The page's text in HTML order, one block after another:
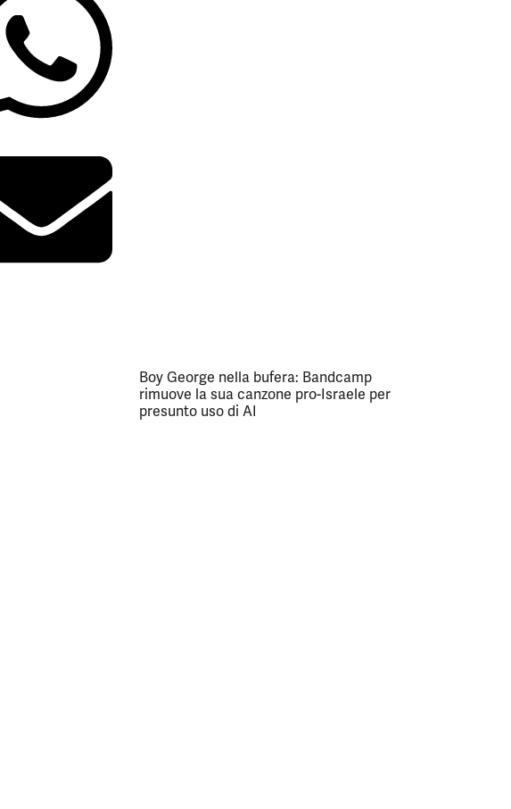
Boy George nella bufera: Bandcamp
rimuove la sua canzone pro-Israele per
presunto uso di AI